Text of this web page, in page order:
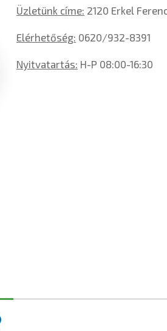
Üzletünk címe: 2120 Erkel
Elérhetőség: 0620/932-8391
Nyitvatartás: H-P 08:00-16:30